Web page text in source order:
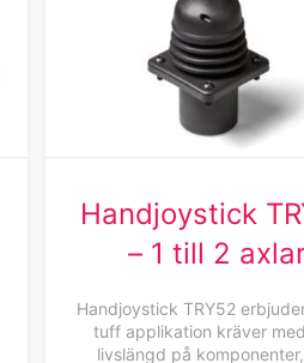
Handjoystick
– 1 till 2
Handjoystick TRY52
tuff applikation kräver
livslängd på